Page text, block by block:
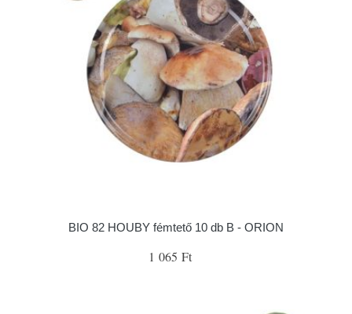
BIO 82 HOUBY fémtető 10 db B - ORION
1 065 Ft